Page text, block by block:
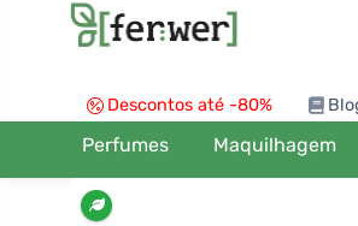
Descontos até -80%
Perfumes Maquilhagem